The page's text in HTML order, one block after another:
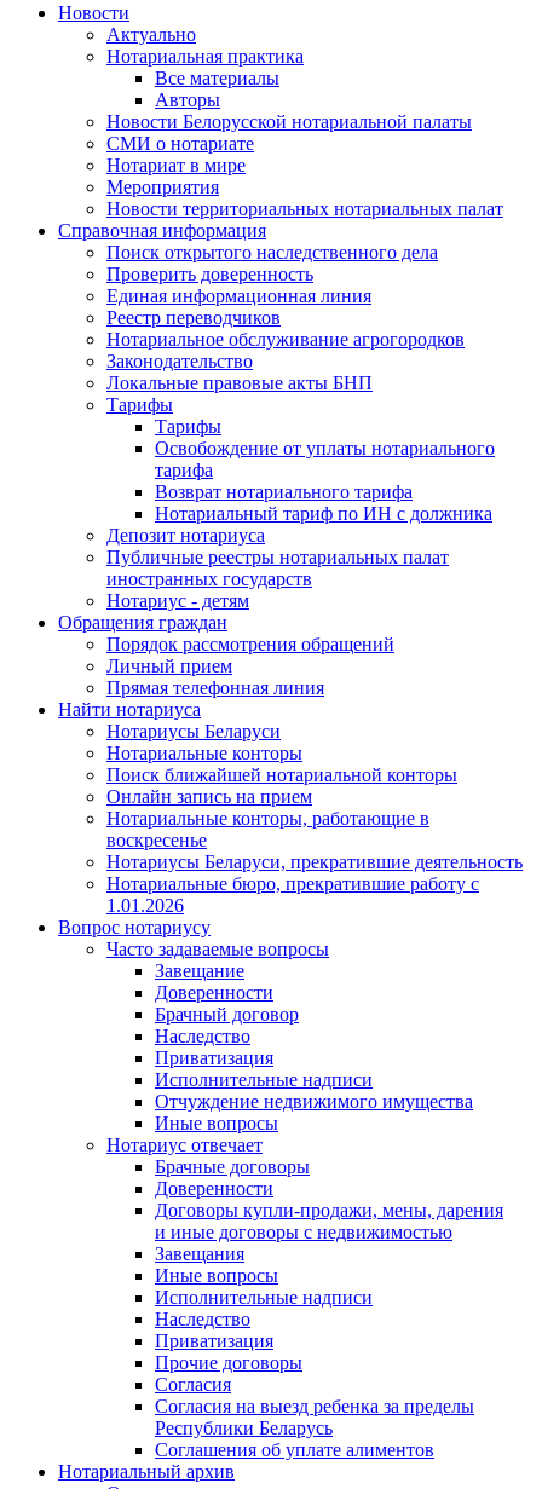
Новости
Актуально
Нотариальная практика
Все материалы
Авторы
Новости Белорусской нотариальной палаты
СМИ о нотариате
Нотариат в мире
Мероприятия
Новости территориальных нотариальных палат
Справочная информация
Поиск открытого наследственного дела
Проверить доверенность
Единая информационная линия
Реестр переводчиков
Нотариальное обслуживание агрогородков
Законодательство
Локальные правовые акты БНП
Тарифы
Тарифы
Освобождение от уплаты нотариального
тарифа
Возврат нотариального тарифа
Нотариальный тариф по ИН с должника
Депозит нотариуса
Публичные реестры нотариальных палат
иностранных государств
Нотариус - детям
Обращения граждан
Порядок рассмотрения обращений
Личный прием
Прямая телефонная линия
Найти нотариуса
Нотариусы Беларуси
Нотариальные конторы
Поиск ближайшей нотариальной конторы
Онлайн запись на прием
Нотариальные конторы, работающие в
воскресенье
Нотариусы Беларуси, прекратившие деятельность
Нотариальные бюро, прекратившие работу с
1.01.2026
Вопрос нотариусу
Часто задаваемые вопросы
Завещание
Доверенности
Брачный договор
Наследство
Приватизация
Исполнительные надписи
Отчуждение недвижимого имущества
Иные вопросы
Нотариус отвечает
Брачные договоры
Доверенности
Договоры купли-продажи, мены, дарения
и иные договоры с недвижимостью
Завещания
Иные вопросы
Исполнительные надписи
Наследство
Приватизация
Прочие договоры
Согласия
Согласия на выезд ребенка за пределы
Республики Беларусь
Соглашения об уплате алиментов
Нотариальный архив